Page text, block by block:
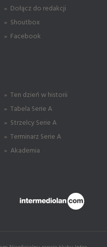
» Dołącz do redakcji
» Shoutbox
» Facebook
» Ten dzień w historii
» Tabela Serie A
» Strzelcy Serie A
» Terminarz Serie A
» Akademia